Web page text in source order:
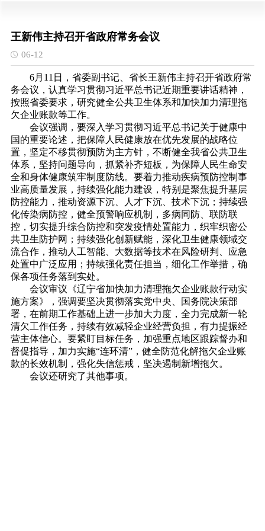
王新伟主持召开省政府常务会议
06-12
6月11日，省委副书记、省长王新伟主持召开省政府常
务会议，认真学习贯彻习近平总书记近期重要讲话精神，
按照省委要求，研究健全公共卫生体系和加快加力清理拖
欠企业账款等工作。
会议强调，要深入学习贯彻习近平总书记关于健康中
国的重要论述，把保障人民健康放在优先发展的战略位
置，坚定不移贯彻预防为主方针，不断健全我省公共卫生
体系，坚持问题导向，抓紧补齐短板，为保障人民生命安
全和身体健康筑牢制度防线。要着力推动疾病预防控制事
业高质量发展，持续强化能力建设，特别是聚焦提升基层
防控能力，推动资源下沉、人才下沉、技术下沉；持续强
化传染病防控，健全预警响应机制，多病同防、联防联
控，切实提升综合防控和突发疫情处置能力，织牢织密公
共卫生防护网；持续强化创新赋能，深化卫生健康领域交
流合作，推动人工智能、大数据等技术在风险研判、应急
处置中广泛应用；持续强化责任担当，细化工作举措，确
保各项任务落到实处。
会议审议《辽宁省加快加力清理拖欠企业账款行动实
施方案》，强调要坚决贯彻落实党中央、国务院决策部
署，在前期工作基础上进一步加大力度，全力完成新一轮
清欠工作任务，持续有效减轻企业经营负担，有力提振经
营主体信心。要紧盯目标任务，加强重点地区跟踪督办和
督促指导，加力实施“连环清”，健全防范化解拖欠企业账
款的长效机制，强化失信惩戒，坚决遏制新增拖欠。
会议还研究了其他事项。